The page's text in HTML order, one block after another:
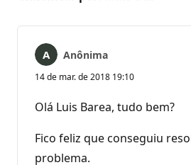
Anônima
14 de mar. de 2018 19:10
Olá Luis Barea, tudo bem?
Fico feliz que conseguiu
problema.